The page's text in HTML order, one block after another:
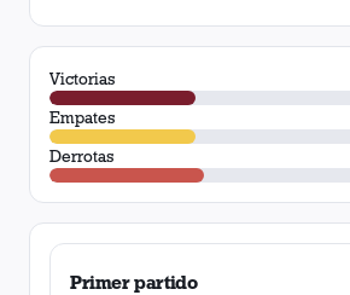
Victorias
Empates
Derrotas
Primer partido